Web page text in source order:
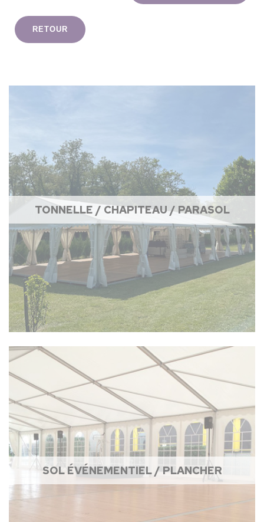
RETOUR
TONNELLE / CHAPITEAU / PARASOL
SOL ÉVÉNEMENTIEL / PLANCHER